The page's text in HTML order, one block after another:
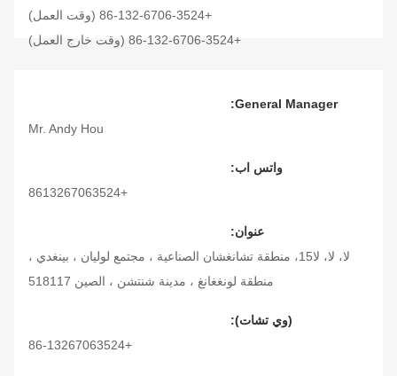
+86-132-6706-3524 (وقت العمل)
+86-132-6706-3524 (وقت خارج العمل)
General Manager:
Mr. Andy Hou
واتس اب:
+8613267063524
عنوان:
لا، لا، لا15، منطقة تشانغشان الصناعية ، مجتمع لوليان ، بينغدي ،
منطقة لونغغانغ ، مدينة شنتشن ، الصين 518117
(وي تشات):
+86-13267063524